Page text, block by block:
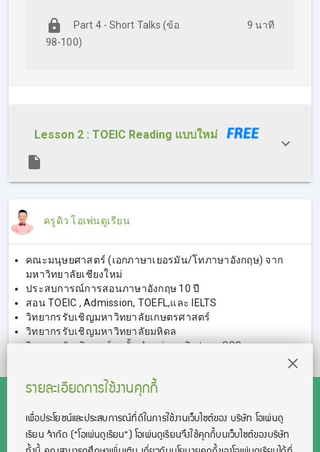
Part 4 - Short Talks (ข้อ
98-100)
9 นาที
Lesson 2 : TOEIC Reading แบบใหม่
ครูดิว โอเพ่นดูเรียน
คณะมนุษยศาสตร์ (เอกภาษาเยอรมัน/โทภาษาอังกฤษ) จาก
มหาวิทยาลัยเชียงใหม่
ประสบการณ์การสอนภาษาอังกฤษ 10 ปี
สอน TOEIC , Admission, TOEFL,และ IELTS
วิทยากรรับเชิญมหาวิทยาลัยเกษตรศาสตร์
วิทยากรรับเชิญมหาวิทยาลัยมหิดล
วิทยากรรับเชิญองค์กรชั้นนำ เช่น เมจิ, ปตท., SCG,
สงวนลิขสิทธิ์โดย บริษัท โอเพ่นดูเรียน จำกัด 2021 ©︎ OpenDurian
รายละเอียดการใช้งานคุกกี้
เพื่อประโยชน์และประสบการณ์ที่ดีในการใช้งานเว็บไซต์ของ บริษัท โอเพ่นดู
เรียน จํากัด (“โอเพ่นดูเรียน”)โอเพ่นดูเรียนจึงใช้คุกกี้บนเว็บไซต์ของบริษัท